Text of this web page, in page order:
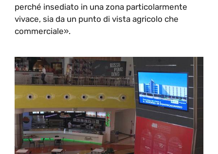
perché insediato in una zona particolarmente
vivace, sia da un punto di vista agricolo che
commerciale».